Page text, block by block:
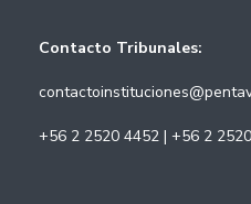
Contacto Tribunales:
+56 2 2520 4452 | +56 2